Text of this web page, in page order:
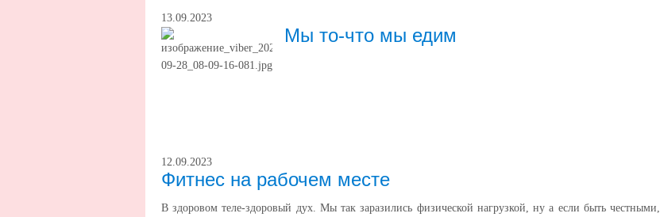
13.09.2023
Мы то-что мы едим
12.09.2023
Фитнес на рабочем месте
В здоровом теле-здоровый дух. Мы так заразились физической нагрузкой, ну а если быть честными,